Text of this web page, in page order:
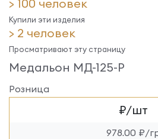
> 100 человек
Купили эти изделия
> 2 человек
Просматривают эту страницу
Медальон МД-125-Р
Розница
₽/шт
978.00 ₽/